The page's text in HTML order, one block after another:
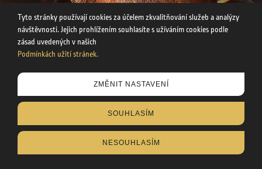
Tyto stránky používají cookies za účelem zkvalitňování služeb a
užíváním cookies podle zásad uvedených v našich
Podmínkách užití stránek
Tyto stránky používají cookies za účelem zkvalitňování služeb a analýzy
návštěvnosti. Jejich prohlížením souhlasíte s užíváním cookies podle
zásad uvedených v našich
Podmínkách užití stránek.
ZMĚNIT NASTAVENÍ
SOUHLASÍM
NESOUHLASÍM